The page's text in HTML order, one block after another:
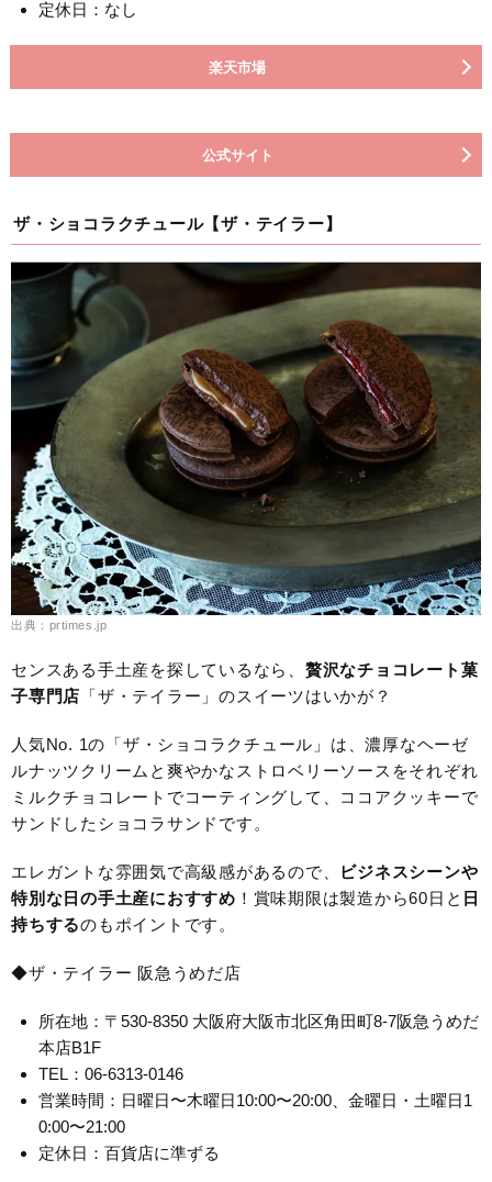
定休日：なし
楽天市場
公式サイト
ザ・ショコラクチュール【ザ・テイラー】
出典：prtimes.jp
センスある手土産を探しているなら、 贅沢なチョコレート菓
子専門店 「ザ・テイラー」のスイーツはいかが？
人気No. 1の「ザ・ショコラクチュール」は、濃厚なヘーゼ
ルナッツクリームと爽やかなストロベリーソースをそれぞれ
ミルクチョコレートでコーティングして、ココアクッキーで
サンドしたショコラサンドです。
エレガントな雰囲気で高級感があるので、
ビジネスシーンや
特別な日の手土産におすすめ ！賞味期限は製造から60日と 日
持ちするのもポイントです。
◆ザ・テイラー 阪急うめだ店
所在地：〒530-8350 大阪府大阪市北区角田町8-7阪急うめだ
本店B1F
TEL：06-6313-0146
営業時間：日曜日〜木曜日10:00〜20:00、金曜日・土曜日1
0:00〜21:00
定休日：百貨店に準ずる